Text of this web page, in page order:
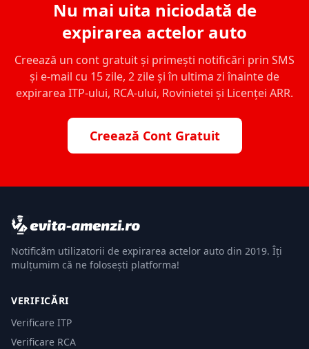
Nu mai uita niciodată de
expirarea actelor auto
Creează un cont gratuit și primești notificări prin SMS
și e-mail cu 15 zile, 2 zile și în ultima zi înainte de
expirarea ITP-ului, RCA-ului, Rovinietei și Licenței ARR.
Creează Cont Gratuit
Notificăm utilizatorii de expirarea actelor auto din 2019. Îți
mulțumim că ne folosești platforma!
VERIFICĂRI
Verificare ITP
Verificare RCA